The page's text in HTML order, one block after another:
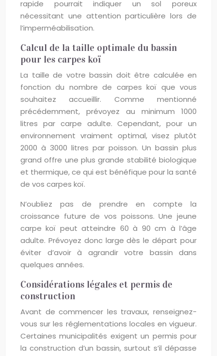
rapide pourrait indiquer un sol poreux
nécessitant une attention particulière lors de
l’imperméabilisation.
Calcul de la taille optimale du bassin
pour les carpes koï
La taille de votre bassin doit être calculée en
fonction du nombre de carpes koï que vous
souhaitez accueillir. Comme mentionné
précédemment, prévoyez au minimum 1000
litres par carpe adulte. Cependant, pour un
environnement vraiment optimal, visez plutôt
2000 à 3000 litres par poisson. Un bassin plus
grand offre une plus grande stabilité biologique
et thermique, ce qui est bénéfique pour la santé
de vos carpes koï.
N’oubliez pas de prendre en compte la
croissance future de vos poissons. Une jeune
carpe koï peut atteindre 60 à 90 cm à l’âge
adulte. Prévoyez donc large dès le départ pour
éviter d’avoir à agrandir votre bassin dans
quelques années.
Considérations légales et permis de
construction
Avant de commencer les travaux, renseignez-
vous sur les réglementations locales en vigueur.
Certaines municipalités exigent un permis pour
la construction d’un bassin, surtout s’il dépasse